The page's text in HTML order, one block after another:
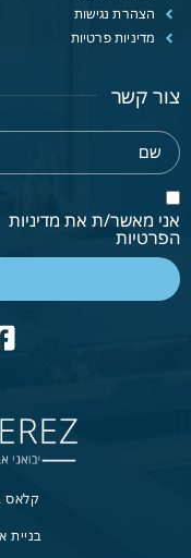
הצהרת נגישות
מדיניות פרטיות
צור קשר
אני מאשר/ת את מדיניות
הפרטיות
קלאס
בניית